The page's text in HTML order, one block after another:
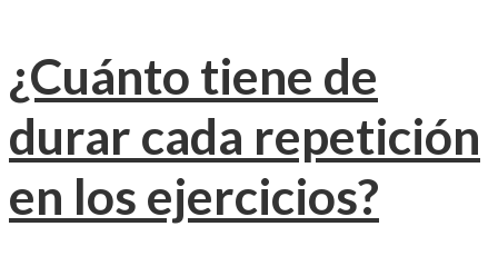
¿Cuánto tiene de
durar cada repetición
en los ejercicios?